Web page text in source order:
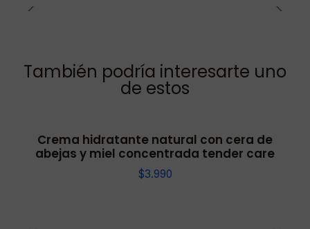
También podría interesarte uno
de estos
Crema hidratante natural con cera de
abejas y miel concentrada tender care
$3.990